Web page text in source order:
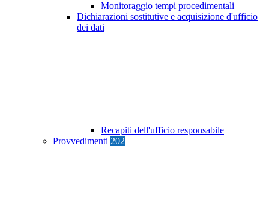
Monitoraggio tempi procedimentali
Dichiarazioni sostitutive e acquisizione d'ufficio
dei dati
Recapiti dell'ufficio responsabile
Provvedimenti 202